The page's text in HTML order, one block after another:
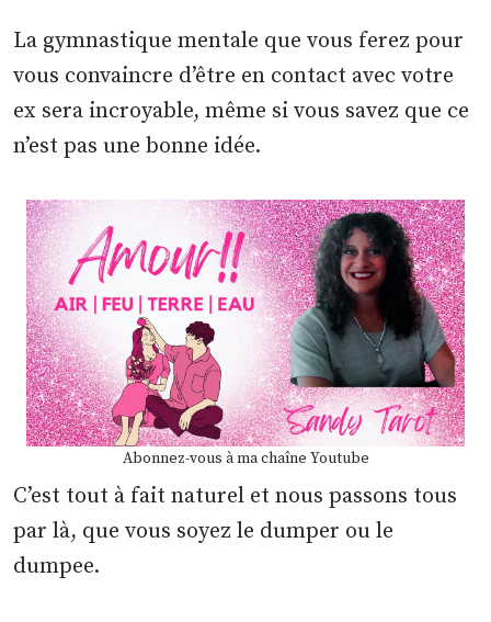
La gymnastique mentale que vous ferez pour
vous convaincre d’être en contact avec votre
ex sera incroyable, même si vous savez que ce
n’est pas une bonne idée.
Abonnez-vous à ma chaîne Youtube
C’est tout à fait naturel et nous passons tous
par là, que vous soyez le dumper ou le
dumpee.